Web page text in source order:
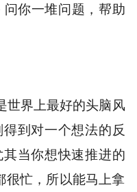
你一堆问题，帮助
世界上最好的头脑风
到对一个想法的反
当你想快速推进的
很忙，所以能马上拿